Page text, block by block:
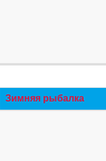
Зимняя рыбалка